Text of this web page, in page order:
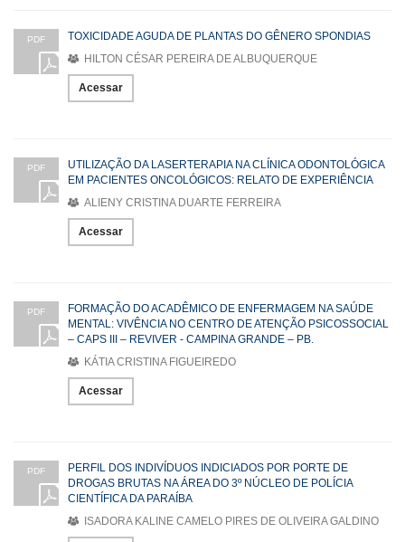
PDF
TOXICIDADE AGUDA DE PLANTAS DO GÊNERO SPONDIAS
HILTON CÉSAR PEREIRA DE ALBUQUERQUE
Acessar
PDF
UTILIZAÇÃO DA LASERTERAPIA NA CLÍNICA ODONTOLÓGICA
EM PACIENTES ONCOLÓGICOS: RELATO DE EXPERIÊNCIA
ALIENY CRISTINA DUARTE FERREIRA
Acessar
PDF
FORMAÇÃO DO ACADÊMICO DE ENFERMAGEM NA SAÚDE
MENTAL: VIVÊNCIA NO CENTRO DE ATENÇÃO PSICOSSOCIAL
– CAPS III – REVIVER - CAMPINA GRANDE – PB.
KÁTIA CRISTINA FIGUEIREDO
Acessar
PDF
PERFIL DOS INDIVÍDUOS INDICIADOS POR PORTE DE
DROGAS BRUTAS NA ÁREA DO 3º NÚCLEO DE POLÍCIA
CIENTÍFICA DA PARAÍBA
ISADORA KALINE CAMELO PIRES DE OLIVEIRA GALDINO